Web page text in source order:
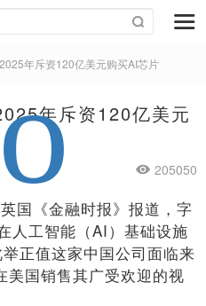
年斥资120亿美元购买AI芯片
年斥资120亿美元
205050
国《金融时报》报道，字
人工智能（AI）基础设施
正值这家中国公司面临来
美国销售其广受欢迎的视